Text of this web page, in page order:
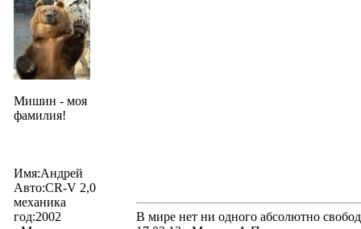
Мишин - моя
фамилия!
Имя:Андрей
Авто:CR-V 2,0
механика
год:2002
В мире нет ни одного абсолютно